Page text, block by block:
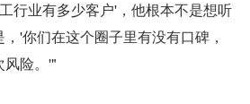
行业有多少客户'，他根本不是想听
'你们在这个圈子里有没有口碑，
风险。'"